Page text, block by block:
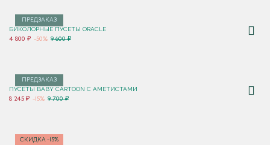
ПРЕДЗАКАЗ
БИКОЛОРНЫЕ ПУСЕТЫ ORACLE
4 800 ₽ -50% 9 600 ₽
ПРЕДЗАКАЗ
ПУСЕТЫ BABY CARTOON С АМЕТИСТАМИ
8 245 ₽ -15% 9 700 ₽
СКИДКА -15%